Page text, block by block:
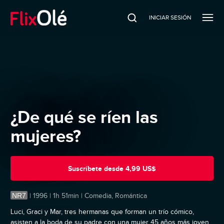
INICIAR SESIÓN
¿De qué se ríen las
mujeres?
Suscríbete desde 4,99 US$
NR7 | 1996 | 1h 51min | Comedia, Romántica
Luci, Graci y Mar­, tres hermanas que forman un trío cómico,
asisten a la boda de su padre con una mujer 45 años más joven